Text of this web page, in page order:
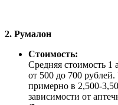
2. Румалон
Стоимость:
Средняя стоимость 1
от 500 до 700
примерно в 2,500-
зависимости от